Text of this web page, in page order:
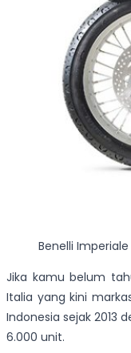
Benelli
Jika kamu belum
Italia yang kini
Indonesia sejak 2013
6.000 unit.